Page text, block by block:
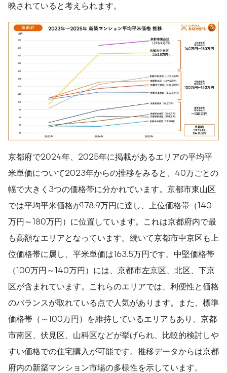
映されていると考えられます。
京都府で2024年、2025年に掲載があるエリアの平均平
米単価について2023年からの推移をみると、40万ごとの
幅で大きく3つの価格帯に分かれています。京都市東山区
では平均平米価格が178.9万円に達し、上位価格帯（140
万円～180万円）に位置しています。これは京都府内で最
も高額なエリアとなっています。続いて京都市中京区も上
位価格帯に属し、平米単価は163.5万円です。中堅価格帯
（100万円～140万円）には、京都市左京区、北区、下京
区が含まれています。これらのエリアでは、利便性と価格
のバランスが取れている点で人気があります。また、標準
価格帯（～100万円）を維持しているエリアもあり、京都
市南区、伏見区、山科区などが挙げられ、比較的検討しや
すい価格での住宅購入が可能です。推移データからは京都
府内の新築マンション市場の多様性を示しています。